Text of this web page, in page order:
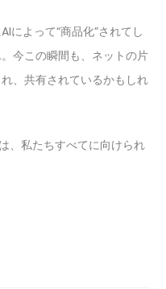
によって“商品化”されてし
今この瞬間も、ネットの片
、共有されているかもしれ
、私たちすべてに向けられ